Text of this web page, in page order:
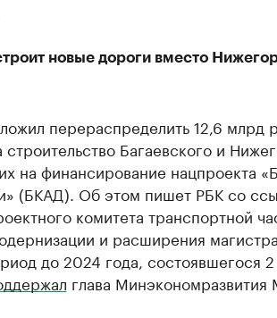
новые дороги вместо
перераспределить 12,6 млрд
Багаевского и
на финансирование нацпроекта
(БКАД). Об этом пишет РБК со
комитета транспортной
и расширения
до 2024 года, состоявшегося 2
глава Минэкономразвития